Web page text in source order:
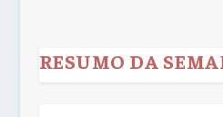
RESUMO DA